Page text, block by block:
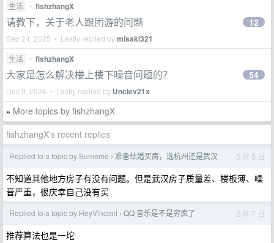
生活 • fishzhangX
请教下，关于老人跟团游的问题
Sep 24, 2025 • Lastly replied bymisaki321
12
生活 • fishzhangX
大家是怎么解决楼上楼下噪音问题的？
Dec 9, 2024 • Lastly replied by Unclev21x
54
» More topics by fishzhangX
fishzhangX's recent replies
Replied to a topic by Sumeme › 准备结婚买房，选杭州还是武汉 3 月 5 日
不知道其他地方房子有没有问题。但是武汉房子质量差、楼板薄、噪
音严重，很庆幸自己没有买
Replied to a topic by HeyVincent › QQ 音乐是不是穷疯了 2 月 7 日
推荐算法也是一坨